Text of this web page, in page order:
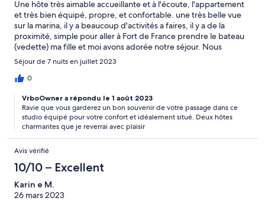
Une hôte très aimable accueillante et à l'écoute, l'appartement
et très bien équipé, propre, et confortable. une très belle vue
sur la marina, il y a beaucoup d'activités a faires, il y a de la
proximité, simple pour aller à Fort de France prendre le bateau
(vedette) ma fille et moi avons adorée notre séjour. Nous
retiendrons !
Séjour de 7 nuits en juillet 2023
0
VrboOwner a répondu le 1 août 2023
Ravie que vous garderez un bon souvenir de votre passage dans ce
studio équipé pour votre confort et idéalement situé. Deux hôtes
charmantes que je reverrai avec plaisir
Avis vérifié
10/10 – Excellent
Karin e M.
26 mars 2023